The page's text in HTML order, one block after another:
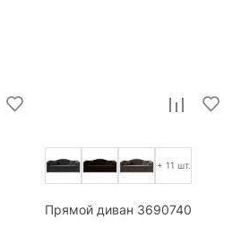
+ 11 шт.
Прямой диван 3690740